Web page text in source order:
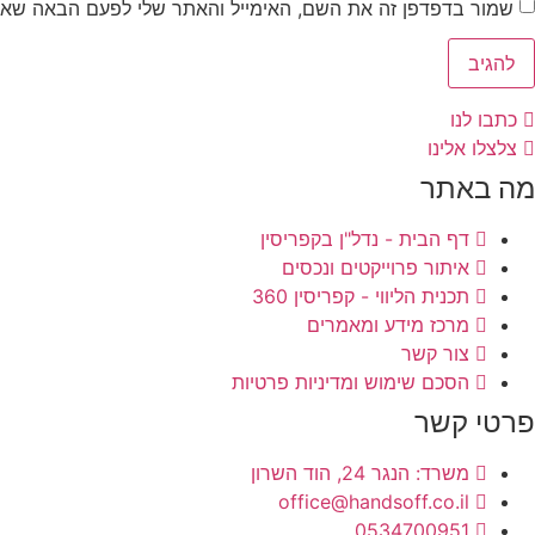
שמור בדפדפן זה את השם, האימייל והאתר שלי לפעם הבאה
כתבו לנו
צלצלו אלינו
מה באתר
דף הבית - נדל"ן בקפריסין
איתור פרוייקטים ונכסים
תכנית הליווי - קפריסין 360
מרכז מידע ומאמרים
צור קשר
הסכם שימוש ומדיניות פרטיות
פרטי קשר
משרד: הנגר 24, הוד השרון
office@handsoff.co.il
0534700951